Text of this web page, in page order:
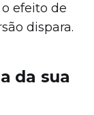
efeito de
dispara.
da sua